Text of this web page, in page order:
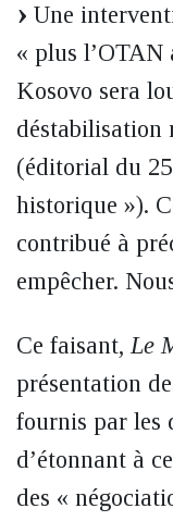
Une
« plus
Kosovo sera
déstabilisation
(éditorial du
historique »).
contribué à
empêcher.
Ce faisant,Le
présentation
fournis par les
d’étonnant à
des «